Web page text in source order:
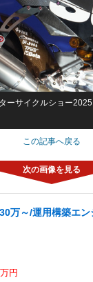
ーサイクルショー2025
この記事へ戻る
万～/運用構築エ
円